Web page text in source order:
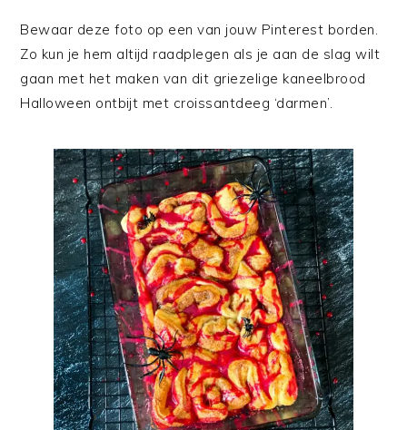
Bewaar deze foto op een van jouw Pinterest borden.
Zo kun je hem altijd raadplegen als je aan de slag wilt
gaan met het maken van dit griezelige kaneelbrood
Halloween ontbijt met croissantdeeg ‘darmen’.